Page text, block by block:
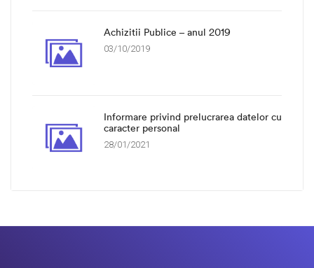
Achizitii Publice – anul 2019
03/10/2019
Informare privind prelucrarea datelor cu
caracter personal
28/01/2021